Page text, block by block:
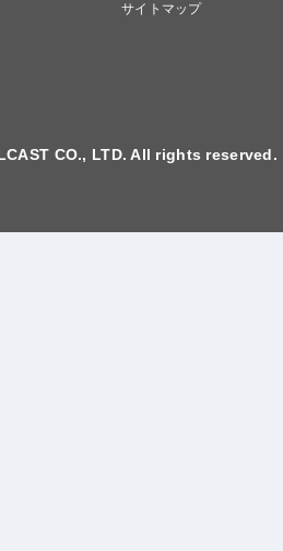
サイトマップ
CO., LTD. All rights reserved.